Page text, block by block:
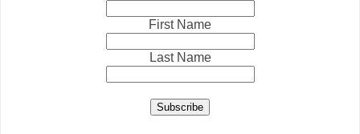
First Name
Last Name